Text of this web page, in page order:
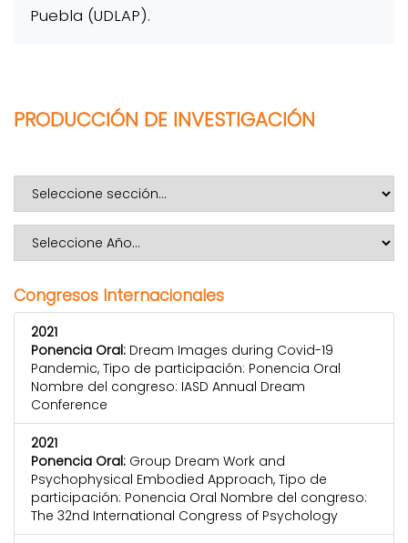
Puebla (UDLAP).
PRODUCCIÓN DE INVESTIGACIÓN
Congresos Internacionales
2021
Ponencia Oral: Dream Images during Covid-19
Pandemic, Tipo de participación: Ponencia Oral
Nombre del congreso: IASD Annual Dream
Conference
2021
Ponencia Oral: Group Dream Work and
Psychophysical Embodied Approach, Tipo de
participación: Ponencia Oral Nombre del congreso:
The 32nd International Congress of Psychology